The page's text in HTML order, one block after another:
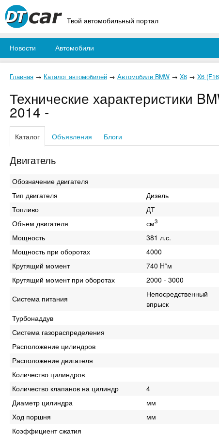
Твой автомобильный портал
Новости Автомобили
Главная → Каталог автомобилей → Автомобили BMW → X6 → X6
Технические характеристики
2014 -
Каталог Объявления Блоги
Двигатель
Обозначение двигателя
Тип двигателя
Дизель
Топливо
ДТ
Объем двигателя
см3
Мощность
381 л.с.
Мощность при оборотах
4000
Крутящий момент
740 H*м
Крутящий момент при оборотах
2000 - 3000
Система питания
Непосредственный
впрыск
Турбонаддув
Система газораспределения
Расположение цилиндров
Расположение двигателя
Количество цилиндров
Количество клапанов на цилиндр
4
Диаметр цилиндра
мм
Ход поршня
мм
Коэффициент сжатия